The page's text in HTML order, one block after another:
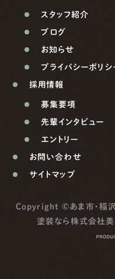
スタッフ紹介
ブログ
お知らせ
プライバシーポリシ
採用情報
募集要項
先輩インタビュー
エントリー
お問い合わせ
サイトマップ
Copyright ©あま市・稲
塗装なら株式会社